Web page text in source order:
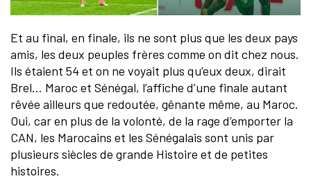
Et au final, en finale, ils ne sont plus que les deux pays
amis, les deux peuples frères comme on dit chez nous.
Ils étaient 54 et on ne voyait plus qu’eux deux, dirait
Brel… Maroc et Sénégal, l’affiche d’une finale autant
rêvée ailleurs que redoutée, gênante même, au Maroc.
Oui, car en plus de la volonté, de la rage d’emporter la
CAN, les Marocains et les Sénégalais sont unis par
plusieurs siècles de grande Histoire et de petites
histoires.